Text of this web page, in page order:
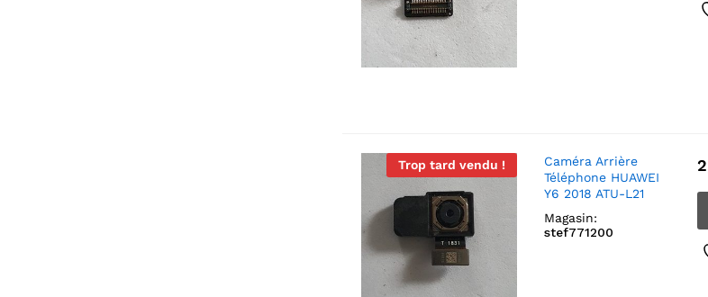
Trop tard vendu !
Caméra Arrière
Téléphone HUAWEI
Y6 2018 ATU-L21
Magasin:
stef771200